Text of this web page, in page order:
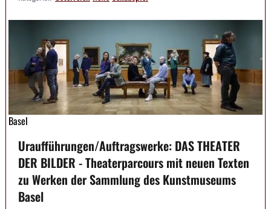
Basel
Uraufführungen/Auftragswerke: DAS THEATER
DER BILDER - Theaterparcours mit neuen Texten
zu Werken der Sammlung des Kunstmuseums
Basel